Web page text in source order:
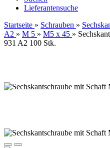
Lieferantensuche
Startseite » Schrauben »
A2 » M 5 » M5 x 45 »
931 A2 100 Stk.